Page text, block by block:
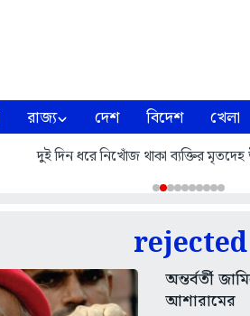
রাজ্য দেশ বিদেশ খেলা
দুই দিন ধরে নিখোঁজ থাকা ব্যক্তির
rejected
অন্তর্বর্তী
আশারামের